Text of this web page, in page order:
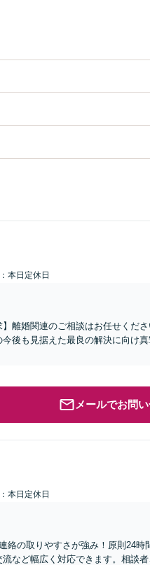
本日定休日
離婚関連のご相談はお任せくだ
後も見据えた最良の解決に向け
メールでお問
本日定休日
絡の取りやすさが強み！原則24
など幅広く対応できます。相談